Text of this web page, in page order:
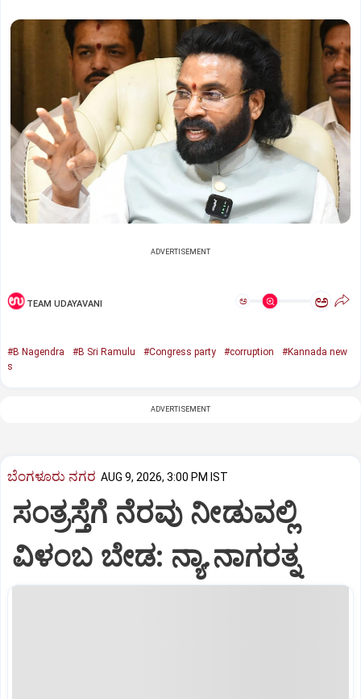
ADVERTISEMENT
TEAM UDAYAVANI ಅ ಅ
#B Nagendra #B Sri Ramulu #Congress party #corruption
#Kannada new
s
ADVERTISEMENT
ಬೆಂಗಳೂರು ನಗರ AUG 9, 2026, 3:00 PM IST
ಸಂತ್ರಸ್ತೆಗೆ ನೆರವು ನೀಡುವಲ್ಲಿ
ವಿಳಂಬ ಬೇಡ: ನ್ಯಾ.ನಾಗರತ್ನ